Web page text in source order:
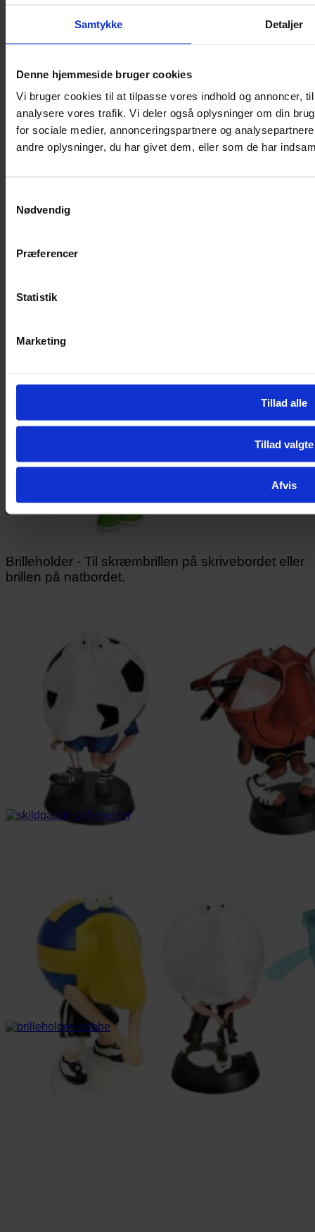
Samtykke Detaljer
Denne hjemmeside bruger cookies
Vi bruger cookies til at tilpasse vores indhold og annoncer,
analysere vores trafik. Vi deler også oplysninger om din
for sociale medier, annonceringspartnere og
andre oplysninger, du har givet dem, eller som de har
Nødvendig
Præferencer
Statistik
Marketing
Tillad alle
Tillad valgte
Afvis
Etui til kontaktlinser - Formet som dyr
Brilleholder - Til skræmbrillen på skrivebordet eller
brillen på natbordet.